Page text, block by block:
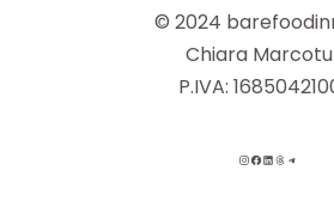
© 2024
Chiara
P.IVA: